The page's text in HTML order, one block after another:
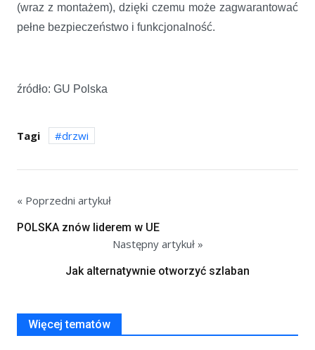
(wraz z montażem), dzięki czemu może zagwarantować
pełne bezpieczeństwo i funkcjonalność.
źródło: GU Polska
Tagi drzwi
« Poprzedni artykuł
POLSKA znów liderem w UE
Następny artykuł »
Jak alternatywnie otworzyć szlaban
Więcej tematów